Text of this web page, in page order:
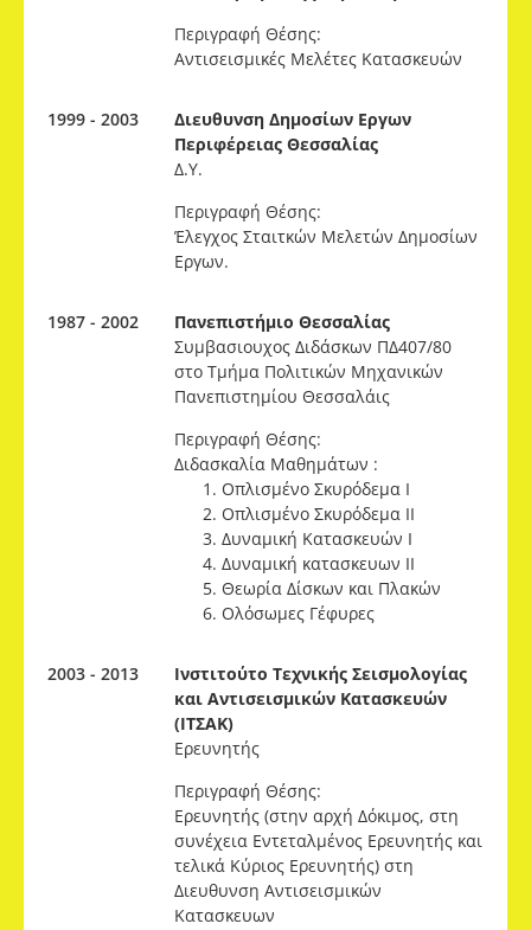
Περιγραφή Θέσης:
Αντισεισμικές Μελέτες Κατασκευών
1999 - 2003
Διευθυνση Δημοσίων Εργων
Περιφέρειας Θεσσαλίας
Δ.Υ.
Περιγραφή Θέσης:
Έλεγχος Σταιτκών Μελετών Δημοσίων
Εργων.
1987 - 2002
Πανεπιστήμιο Θεσσαλίας
Συμβασιουχος Διδάσκων ΠΔ407/80
στο Τμήμα Πολιτικών Μηχανικών
Πανεπιστημίου Θεσσαλάις
Περιγραφή Θέσης:
Διδασκαλία Μαθημάτων :
Οπλισμένο Σκυρόδεμα Ι
Οπλισμένο Σκυρόδεμα ΙΙ
Δυναμική Κατασκευών Ι
Δυναμική κατασκευων ΙΙ
Θεωρία Δίσκων και Πλακών
Ολόσωμες Γέφυρες
2003 - 2013
Ινστιτούτο Τεχνικής Σεισμολογίας
και Αντισεισμικών Κατασκευών
(ΙΤΣΑΚ)
Ερευνητής
Περιγραφή Θέσης:
Ερευνητής (στην αρχή Δόκιμος, στη
συνέχεια Εντεταλμένος Ερευνητής και
τελικά Κύριος Ερευνητής) στη
Διευθυνση Αντισεισμικών
Κατασκευων